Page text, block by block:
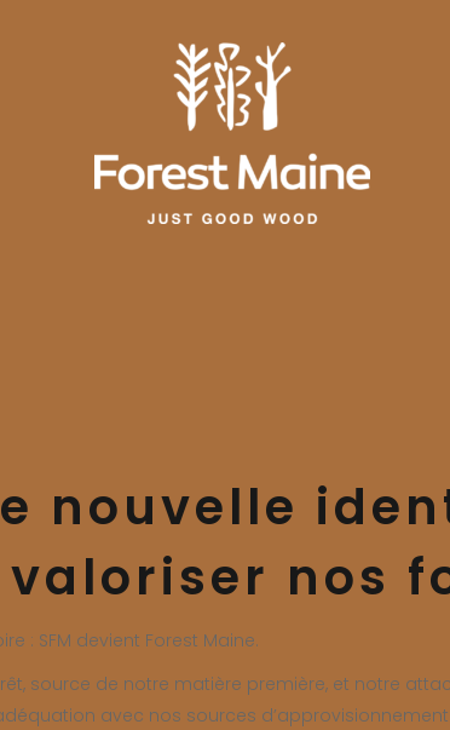
nouvelle
nos
: SFM devient Forest Maine.
source de notre matière première, et notre
avec nos sources